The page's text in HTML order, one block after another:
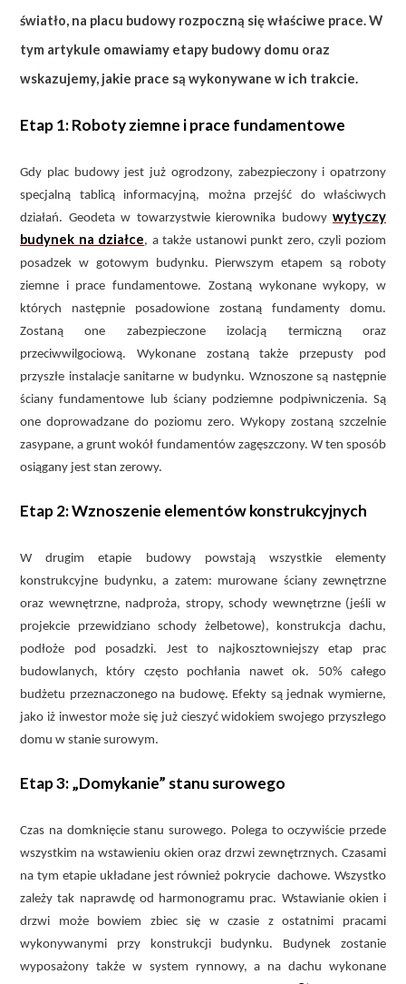
światło, na placu budowy rozpoczną się właściwe prace. W
tym artykule omawiamy etapy budowy domu oraz
wskazujemy, jakie prace są wykonywane w ich trakcie.
Etap 1: Roboty ziemne i prace fundamentowe
Gdy plac budowy jest już ogrodzony, zabezpieczony i opatrzony
specjalną tablicą informacyjną, można przejść do właściwych
działań. Geodeta w towarzystwie kierownika budowy wytyczy
budynek na działce, a także ustanowi punkt zero, czyli poziom
posadzek w gotowym budynku. Pierwszym etapem są roboty
ziemne i prace fundamentowe. Zostaną wykonane wykopy, w
których następnie posadowione zostaną fundamenty domu.
Zostaną one zabezpieczone izolacją termiczną oraz
przeciwwilgociową. Wykonane zostaną także przepusty pod
przyszłe instalacje sanitarne w budynku. Wznoszone są następnie
ściany fundamentowe lub ściany podziemne podpiwniczenia. Są
one doprowadzane do poziomu zero. Wykopy zostaną szczelnie
zasypane, a grunt wokół fundamentów zagęszczony. W ten sposób
osiągany jest stan zerowy.
Etap 2: Wznoszenie elementów konstrukcyjnych
W drugim etapie budowy powstają wszystkie elementy
konstrukcyjne budynku, a zatem: murowane ściany zewnętrzne
oraz wewnętrzne, nadproża, stropy, schody wewnętrzne (jeśli w
projekcie przewidziano schody żelbetowe), konstrukcja dachu,
podłoże pod posadzki. Jest to najkosztowniejszy etap prac
budowlanych, który często pochłania nawet ok. 50% całego
budżetu przeznaczonego na budowę. Efekty są jednak wymierne,
jako iż inwestor może się już cieszyć widokiem swojego przyszłego
domu w stanie surowym.
Etap 3: „Domykanie” stanu surowego
Czas na domknięcie stanu surowego. Polega to oczywiście przede
wszystkim na wstawieniu okien oraz drzwi zewnętrznych. Czasami
na tym etapie układane jest również pokrycie dachowe. Wszystko
zależy tak naprawdę od harmonogramu prac. Wstawianie okien i
drzwi może bowiem zbiec się w czasie z ostatnimi pracami
wykonywanymi przy konstrukcji budynku. Budynek zostanie
wyposażony także w system rynnowy, a na dachu wykonane